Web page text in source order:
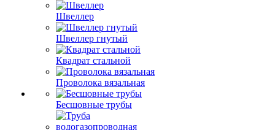
Швеллер
Швеллер гнутый
Квадрат стальной
Проволока вязальная
Бесшовные трубы